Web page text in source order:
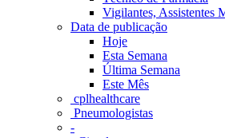
Vigilantes, Assistentes
Data de publicação
Hoje
Esta Semana
Última Semana
Este Mês
‎ cplhealthcare‬
Pneumologistas
-